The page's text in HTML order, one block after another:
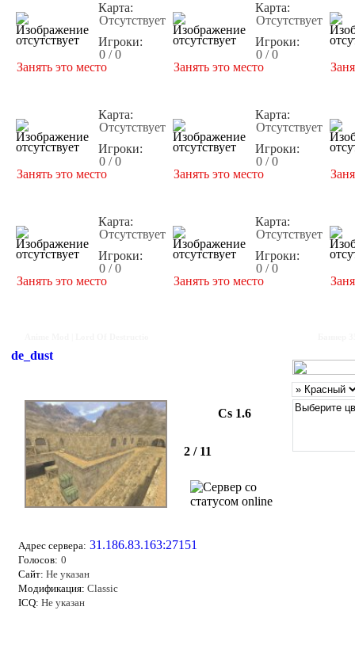
Карта:
Отсутствует
Игроки:
0 / 0
Занять это место
Карта:
Отсутствует
Игроки:
0 / 0
Занять это место
Карта:
Отсутствует
Игроки:
0 / 0
Занять это место
Карта:
Отсутствует
Игроки:
0 / 0
Занять это место
Карта:
Отсутствует
Игроки:
0 / 0
Занять это место
Карта:
Отсутствует
Игроки:
0 / 0
Занять это место
de_dust
Cs 1.6
2 / 11
Адрес сервера: 31.186.83.163:27151
Голосов: 0
Сайт: Не указан
Модификация: Classic
ICQ: Не указан